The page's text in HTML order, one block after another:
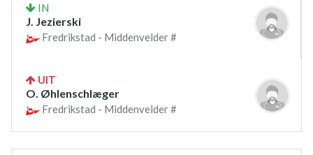
IN
J. Jezierski
Fredrikstad - Middenvelder #
UIT
O. Øhlenschlæger
Fredrikstad - Middenvelder #